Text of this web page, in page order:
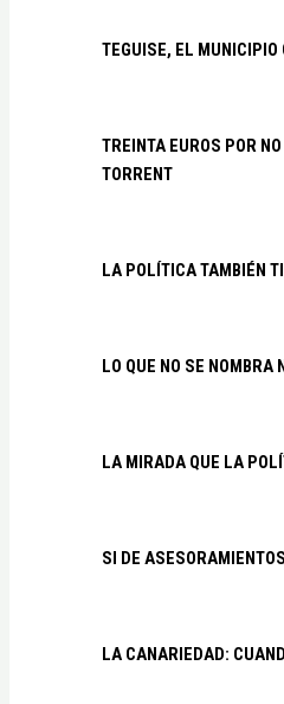
TEGUISE, EL
TREINTA EUROS POR
TORRENT
LA POLÍTICA TAMBIÉN
LO QUE NO SE
LA MIRADA QUE LA
SI DE
LA CANARIEDAD: